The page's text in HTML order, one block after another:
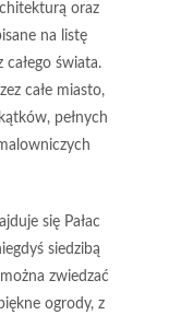
oraz
na listę
świata.
całe miasto,
pełnych
się Pałac
siedzibą
zwiedzać
ogrody, z